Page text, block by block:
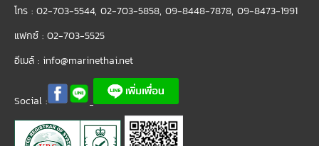
โทร : 02-703-5544, 02-703-5858, 09-8448-7878, 09-8473-1991
แฟกซ์ : 02-703-5525
อีเมล์ : info@marinethai.net
Social :